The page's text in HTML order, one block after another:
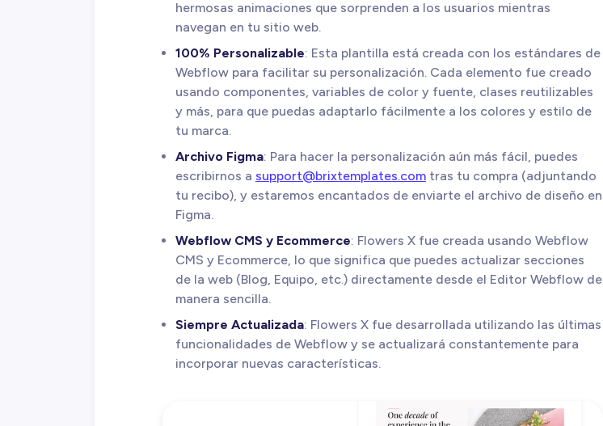
hermosas animaciones que sorprenden a los usuarios mientras
navegan en tu sitio web.
100% Personalizable: Esta plantilla está creada con los estándares de
Webflow para facilitar su personalización. Cada elemento fue creado
usando componentes, variables de color y fuente, clases reutilizables
y más, para que puedas adaptarlo fácilmente a los colores y estilo de
tu marca.
Archivo Figma: Para hacer la personalización aún más fácil, puedes
escribirnos a support@brixtemplates.com tras tu compra (adjuntando
tu recibo), y estaremos encantados de enviarte el archivo de diseño en
Figma.
Webflow CMS y Ecommerce: Flowers X fue creada usando Webflow
CMS y Ecommerce, lo que significa que puedes actualizar secciones
de la web (Blog, Equipo, etc.) directamente desde el Editor Webflow de
manera sencilla.
Siempre Actualizada: Flowers X fue desarrollada utilizando las últimas
funcionalidades de Webflow y se actualizará constantemente para
incorporar nuevas características.